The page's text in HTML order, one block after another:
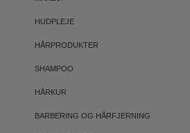
HUDPLEJE
HÅRPRODUKTER
SHAMPOO
HÅRKUR
BARBERING OG HÅRFJERNING